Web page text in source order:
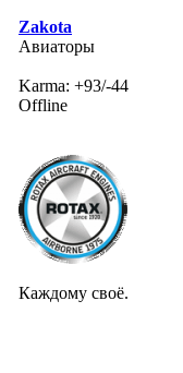
Zakota
Авиаторы
Karma: +93/-44
Offline
Каждому своё.